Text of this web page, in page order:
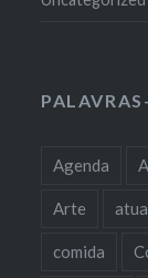
Agenda
Arte
comida